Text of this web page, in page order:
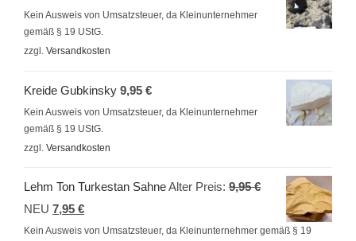
Kein Ausweis von Umsatzsteuer, da Kleinunternehmer
gemäß § 19 UStG.
zzgl. Versandkosten
Kreide Gubkinsky 9,95 €
Kein Ausweis von Umsatzsteuer, da Kleinunternehmer
gemäß § 19 UStG.
zzgl. Versandkosten
Lehm Ton Turkestan SahneAlter Preis: 9,95€Ursprünglicher
Preis
war:
NEU 7,95 €Aktueller
Preis
Kein Ausweis von Umsatzsteuer, da Kleinunternehmer gemäß § 19